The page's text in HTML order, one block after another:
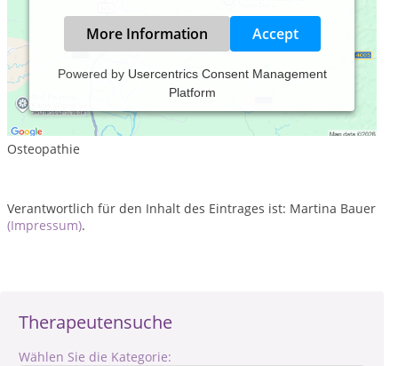
Therapeutensuche
Wählen Sie die Kategorie:
More Information Accept
Powered by Usercentrics Consent Management
Platform
Leistungsspektrum:
Traditionelle und komplementäre Medizin, Heilkunde
Osteopathie
Verantwortlich für den Inhalt des Eintrages ist: Martina Bauer
(Impressum).